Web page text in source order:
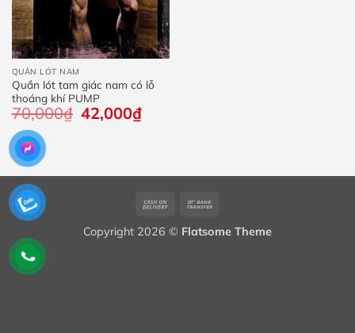
QUẦN LÓT NAM
Quần lót tam giác nam có lỗ
thoáng khí PUMP
70,000₫ Giá
gốc
42,000₫Giá
hiện
Cash
Delivery
Copyright 2026 © Flatsome Theme